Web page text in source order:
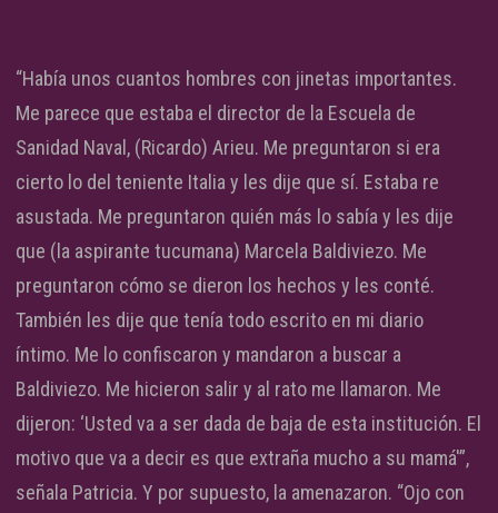
“Había unos cuantos hombres con jinetas importantes.
Me parece que estaba el director de la Escuela de
Sanidad Naval, (Ricardo) Arieu. Me preguntaron si era
cierto lo del teniente Italia y les dije que sí. Estaba re
asustada. Me preguntaron quién más lo sabía y les dije
que (la aspirante tucumana) Marcela Baldiviezo. Me
preguntaron cómo se dieron los hechos y les conté.
También les dije que tenía todo escrito en mi diario
íntimo. Me lo confiscaron y mandaron a buscar a
Baldiviezo. Me hicieron salir y al rato me llamaron. Me
dijeron: ‘Usted va a ser dada de baja de esta institución. El
motivo que va a decir es que extraña mucho a su mamá'”,
señala Patricia. Y por supuesto, la amenazaron. “Ojo con